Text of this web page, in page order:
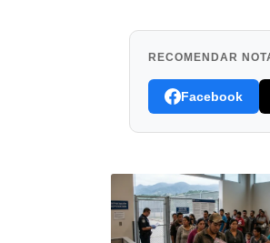
RECOMENDAR
Facebook